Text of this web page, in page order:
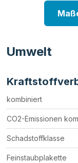
Umwelt
kombiniert
CO2-Emissionen
Schadstoffklasse
Feinstaubplakette